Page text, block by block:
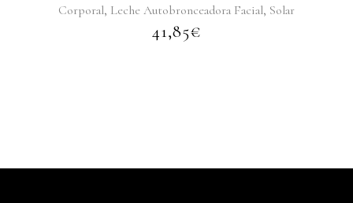
Corporal, Leche Autobronceadora Facial, Solar
41,85€